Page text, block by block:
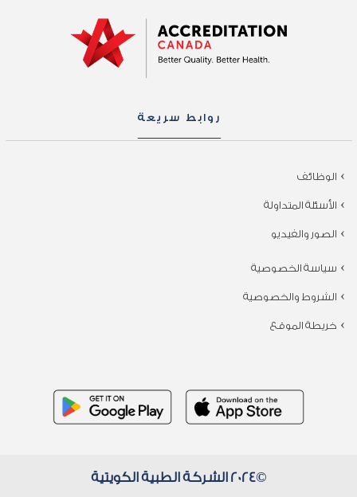
روابط سريعة
الوظائف
الأسئلة المتداولة
الصور والفيديو
سياسة الخصوصية
الشروط والخصوصية
خريطة الموقع
©2024 الشركة الطبية الكويتية